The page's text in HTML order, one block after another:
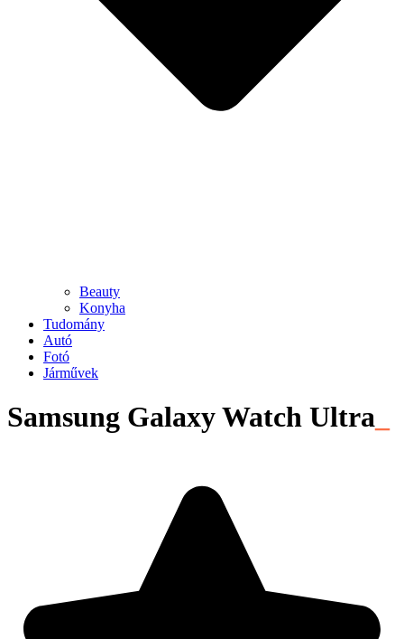
Beauty
Konyha
Tudomány
Autó
Fotó
Járművek
Samsung Galaxy Watch Ultra